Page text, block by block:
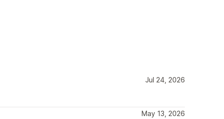
Jul 24, 2026
May 13, 2026